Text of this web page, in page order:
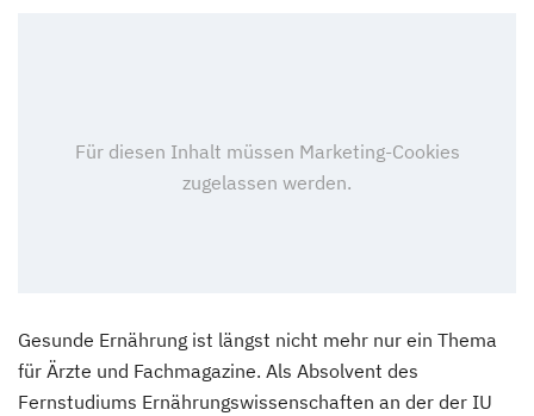
Gesunde Ernährung ist längst nicht mehr nur ein Thema
für Ärzte und Fachmagazine. Als Absolvent des
Fernstudiums Ernährungswissenschaften an der der IU